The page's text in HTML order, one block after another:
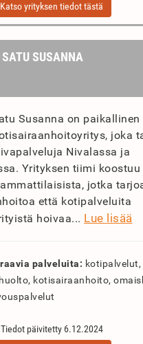
Katso yrityksen tiedot tästä
SUSANNA
Susanna on paikallinen
joka
Nivalassa ja
Yrityksen tiimi koostuu
jotka
että kotipalveluita
hoivaa... Lue lisää
palveluita: kotipalvelut,
kotisairaanhoito,
Tiedot päivitetty 6.12.2024